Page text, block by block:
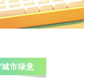
市绿意